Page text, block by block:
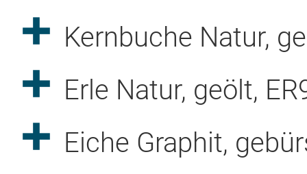
Kernbuche Natur,
Erle Natur, geölt,
Eiche Graphit,
Echtholz "ES01"
Dekor "DS01"
Stoff- und Ledermuster
Echtledermuster
Vorname